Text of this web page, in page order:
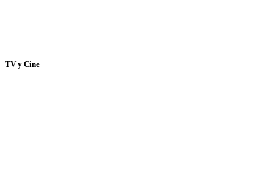
TV y Cine